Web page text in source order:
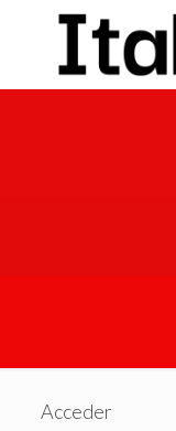
Acceder